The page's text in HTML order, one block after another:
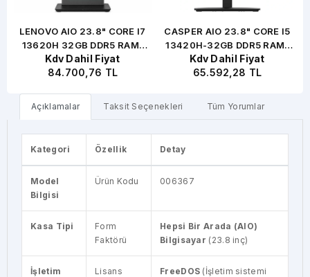
LENOVO AIO 23.8" CORE I7
13620H 32GB DDR5 RAM-
1TB NVME O/B UHD FDOS /
NEO 50A 12SCA078TR
Kdv Dahil Fiyat
84.700,76 TL
CASPER AIO 23.8" CORE I5
13420H-32GB DDR5 RAM-
1TB M2 NVME- O/B UHD
FDOS PIVOT / A900
Kdv Dahil Fiyat
65.592,28 TL
Açıklamalar Taksit Seçenekleri Tüm Yorumlar
Kategori Özellik Detay
Model
Bilgisi
Ürün Kodu 006367
Kasa Tipi
Form
Faktörü
Hepsi Bir Arada (AIO)
Bilgisayar (23.8 inç)
İşletim
Lisans FreeDOS (İşletim sistemi